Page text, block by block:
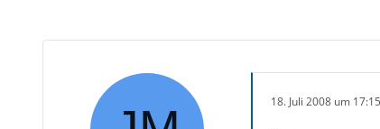
18. Juli 2008 um 17:15